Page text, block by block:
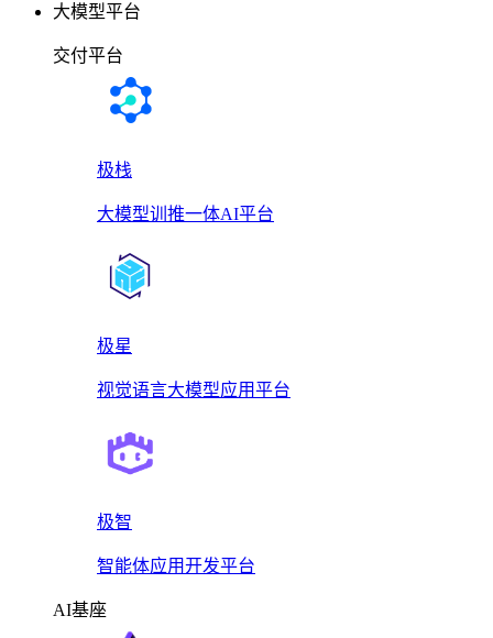
大模型平台
交付平台
极栈
大模型训推一体AI平台
极星
视觉语言大模型应用平台
极智
智能体应用开发平台
AI基座